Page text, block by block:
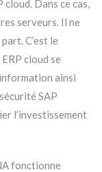
cloud. Dans ce cas,
serveurs. Il ne
C’est le
ERP cloud se
ainsi
sécurité SAP
l’investissement
fonctionne